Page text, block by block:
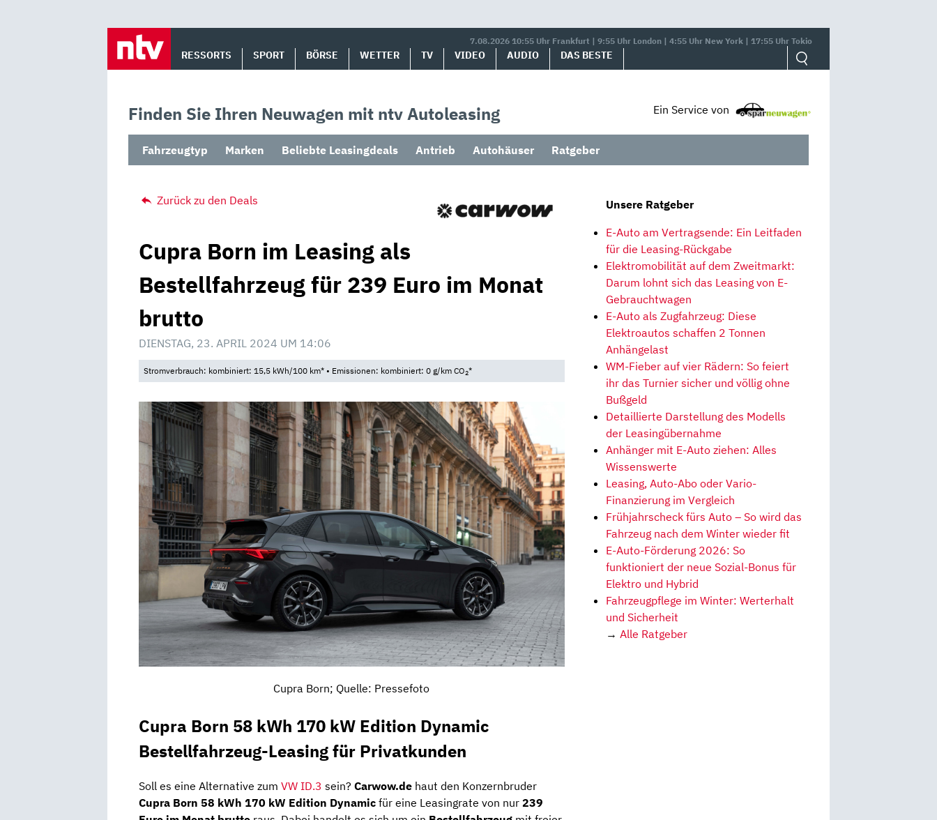
7.08.2026 10:55 Uhr Frankfurt | 9:55 Uhr London | 4:55 Uhr New York | 17:55 Uhr Tokio
RESSORTS SPORT BÖRSE WETTER TV VIDEO AUDIO DAS BESTE
Finden Sie Ihren Neuwagen mit ntv Autoleasing Ein Service von
Fahrzeugtyp Marken Beliebte Leasingdeals Antrieb Autohäuser Ratgeber
Zurück zu den Deals
Cupra Born im Leasing als
Bestellfahrzeug für 239 Euro im Monat
brutto
DIENSTAG, 23. APRIL 2024 UM 14:06
Stromverbrauch: kombiniert: 15,5 kWh/100 km* • Emissionen: kombiniert: 0 g/km CO2*
Cupra Born; Quelle: Pressefoto
Cupra Born 58 kWh 170 kW Edition Dynamic
Bestellfahrzeug-Leasing für Privatkunden
Soll es eine Alternative zum VW ID.3 sein? Carwow.de haut den Konzernbruder
Cupra Born 58 kWh 170 kW Edition Dynamic für eine Leasingrate von nur 239
Unsere Ratgeber
E-Auto am Vertragsende: Ein Leitfaden
für die Leasing-Rückgabe
Elektromobilität auf dem Zweitmarkt:
Darum lohnt sich das Leasing von E-
Gebrauchtwagen
E-Auto als Zugfahrzeug: Diese
Elektroautos schaffen 2 Tonnen
Anhängelast
WM-Fieber auf vier Rädern: So feiert
ihr das Turnier sicher und völlig ohne
Bußgeld
Detaillierte Darstellung des Modells
der Leasingübernahme
Anhänger mit E-Auto ziehen: Alles
Wissenswerte
Leasing, Auto-Abo oder Vario-
Finanzierung im Vergleich
Frühjahrscheck fürs Auto – So wird das
Fahrzeug nach dem Winter wieder fit
E-Auto-Förderung 2026: So
funktioniert der neue Sozial-Bonus für
Elektro und Hybrid
Fahrzeugpflege im Winter: Werterhalt
und Sicherheit
→ Alle Ratgeber